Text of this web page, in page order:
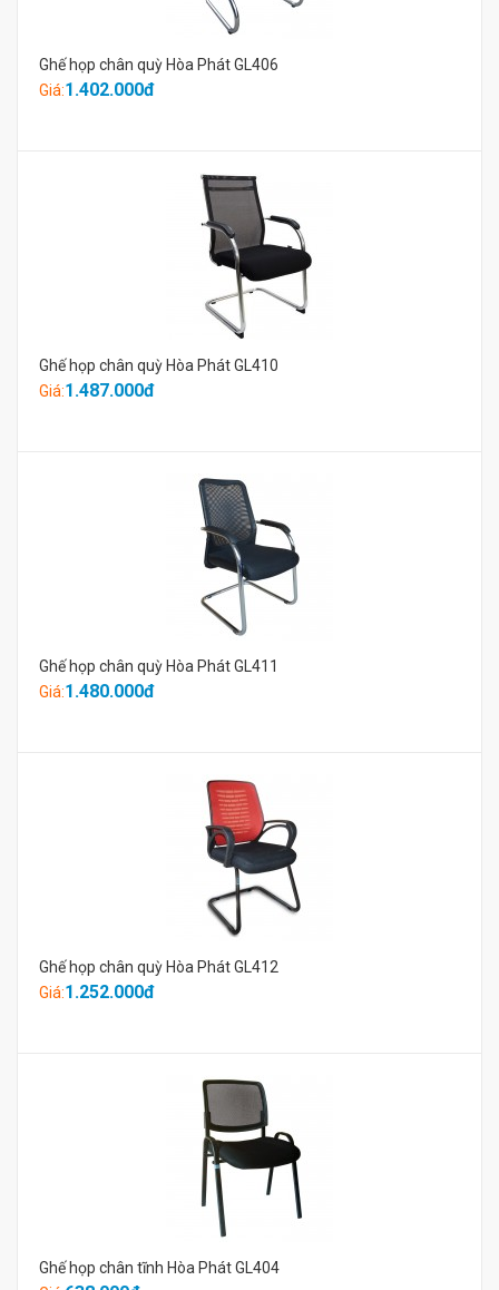
Ghế họp chân quỳ Hòa Phát GL406
Giá:1.402.000đ
Ghế họp chân quỳ Hòa Phát GL410
Giá:1.487.000đ
Ghế họp chân quỳ Hòa Phát GL411
Giá:1.480.000đ
Ghế họp chân quỳ Hòa Phát GL412
Giá:1.252.000đ
Ghế họp chân tĩnh Hòa Phát GL404